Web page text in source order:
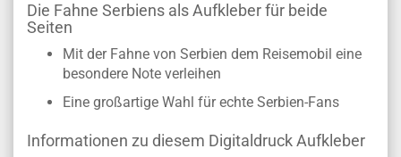
Die Fahne Serbiens als Aufkleber für beide
Seiten
Mit der Fahne von Serbien dem Reisemobil eine
besondere Note verleihen
Eine großartige Wahl für echte Serbien-Fans
Informationen zu diesem Digitaldruck Aufkleber